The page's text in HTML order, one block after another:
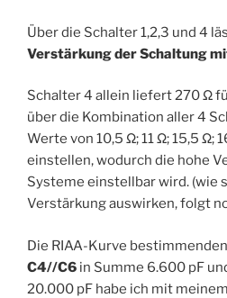
Über die Schalter 1,2,3 und 4
Verstärkung der Schaltung
Schalter 4 allein liefert 270 Ω
über die Kombination aller 4
Werte von 10,5 Ω; 11 Ω; 15,5 Ω;
einstellen, wodurch die hohe
Systeme einstellbar wird. (wie
Verstärkung auswirken, folgt
Die RIAA-Kurve
C4//C6 in Summe 6.600 pF
20.000 pF habe ich mit